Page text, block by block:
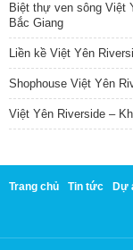
Biệt thự ven sông Việt
Bắc Giang
Liền kề Việt Yên
Shophouse Việt Yên
Việt Yên Riverside –
Trang chủ Tin tức Dự